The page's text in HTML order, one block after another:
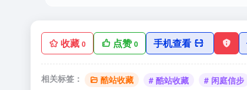
收藏 0 点赞0 手机查看
相关标签： 酷站收藏 # 酷站收藏 # 闲庭信步